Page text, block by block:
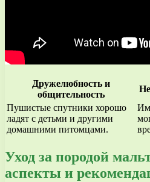
Дружелюбность и
общительность
Пушистые спутники хорошо
ладят с детьми и другими
домашними питомцами.
Уход за породой
аспекты и